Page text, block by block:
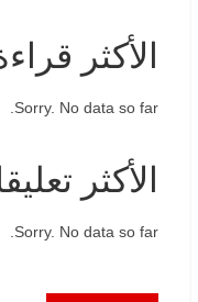
الأكثر
Sorry. No data so far.
الأكثر
Sorry. No data so far.